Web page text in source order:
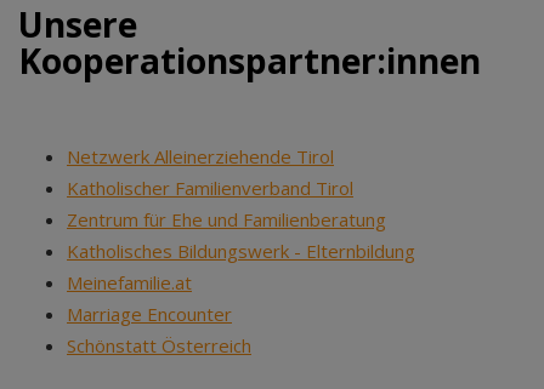
Unsere
Kooperationspartner:innen
Netzwerk Alleinerziehende Tirol
Katholischer Familienverband Tirol
Zentrum für Ehe und Familienberatung
Katholisches Bildungswerk - Elternbildung
Meinefamilie.at
Marriage Encounter
Schönstatt Österreich